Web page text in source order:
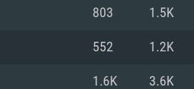
803 1.5K
552 1.2K
1.6K 3.6K